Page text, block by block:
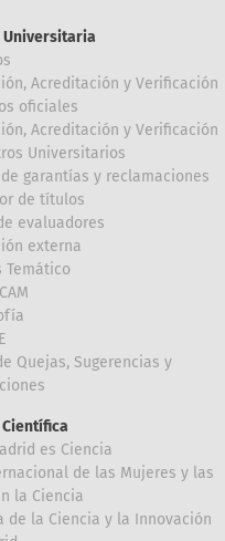
Universitaria
Acreditación y Verificación
oficiales
Acreditación y Verificación
Universitarios
garantías y reclamaciones
de títulos
evaluadores
externa
Temático
Quejas, Sugerencias y
es Ciencia
de las Mujeres y las
la Ciencia
de la Ciencia y la Innovación